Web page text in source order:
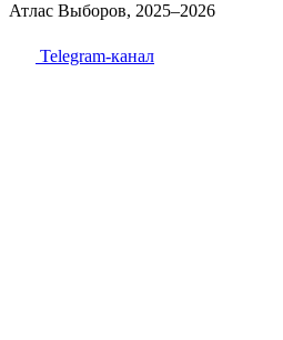
Атлас Выборов, 2025–2026
Telegram-канал